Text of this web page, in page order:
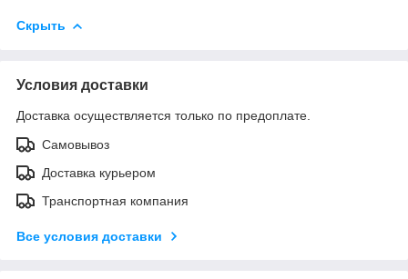
Скрыть
Условия доставки
Доставка осуществляется только по предоплате.
Самовывоз
Доставка курьером
Транспортная компания
Все условия доставки